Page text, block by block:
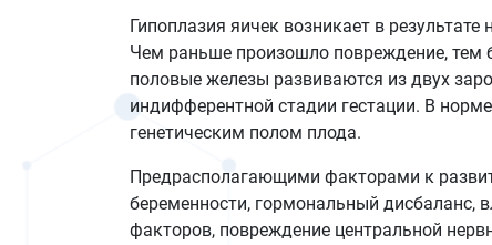
Гипоплазия яичек возникает в
Чем раньше произошло повреждение, тем
половые железы развиваются из двух
индифферентной стадии гестации. В
генетическим полом плода.
Предрасполагающими факторами к
беременности, гормональный дисбаланс,
факторов, повреждение центральной